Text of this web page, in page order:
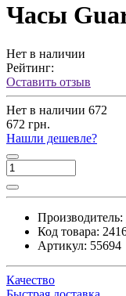
Часы
Нет в наличии
Рейтинг:
Оставить отзыв
Нет в наличии 672
672 грн.
Нашли дешевле?
Производитель:
Код товара:
Артикул: 55694
Качество